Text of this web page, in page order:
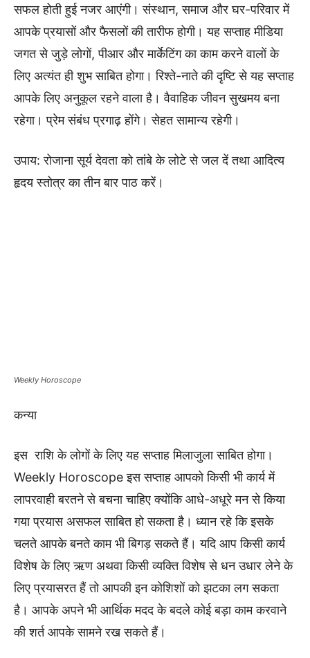
सफल होती हुई नजर आएंगी। संस्थान, समाज और घर-परिवार में
आपके प्रयासों और फैसलों की तारीफ होगी। यह सप्ताह मीडिया
जगत से जुड़े लोगों, पीआर और मार्केटिंग का काम करने वालों के
लिए अत्यंत ही शुभ साबित होगा। रिश्ते-नाते की दृष्टि से यह सप्ताह
आपके लिए अनुकूल रहने वाला है। वैवाहिक जीवन सुखमय बना
रहेगा। प्रेम संबंध प्रगाढ़ होंगे। सेहत सामान्य रहेगी।
उपाय: रोजाना सूर्य देवता को तांबे के लोटे से जल दें तथा आदित्य
हृदय स्तोत्र का तीन बार पाठ करें।
Weekly Horoscope
कन्या
इस राशि के लोगों के लिए यह सप्ताह मिलाजुला साबित होगा।
Weekly Horoscope इस सप्ताह आपको किसी भी कार्य में
लापरवाही बरतने से बचना चाहिए क्योंकि आधे-अधूरे मन से किया
गया प्रयास असफल साबित हो सकता है। ध्यान रहे कि इसके
चलते आपके बनते काम भी बिगड़ सकते हैं। यदि आप किसी कार्य
विशेष के लिए ऋण अथवा किसी व्यक्ति विशेष से धन उधार लेने के
लिए प्रयासरत हैं तो आपकी इन कोशिशों को झटका लग सकता
है। आपके अपने भी आर्थिक मदद के बदले कोई बड़ा काम करवाने
की शर्त आपके सामने रख सकते हैं।